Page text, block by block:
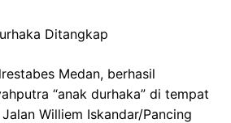
Ditangkap
Medan, berhasil
“anak durhaka” di tempat
Williem Iskandar/Pancing